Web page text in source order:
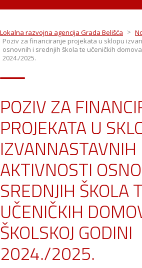
Lokalna razvojna agencija Grada Belišća >
Poziv za financiranje projekata u sklopu
osnovnih i srednjih škola te učeničkih
2024./2025.
POZIV ZA
PROJEKATA U
IZVANNASTAVNIH
AKTIVNOSTI
SREDNJIH ŠKOLA
UČENIČKIH
ŠKOLSKOJ GODINI
2024./2025.